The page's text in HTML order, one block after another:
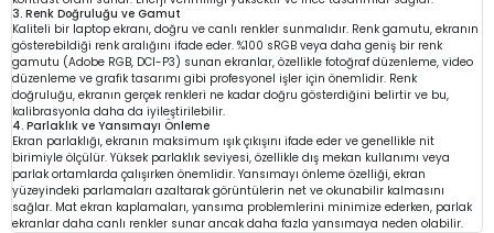
3. Renk Doğruluğu ve Gamut
Kaliteli bir laptop ekranı, doğru ve canlı renkler sunmalıdır. Renk gamutu, ekranın
gösterebildiği renk aralığını ifade eder. %100 sRGB veya daha geniş bir renk
gamutu (Adobe RGB, DCI-P3) sunan ekranlar, özellikle fotoğraf düzenleme, video
düzenleme ve grafik tasarımı gibi profesyonel işler için önemlidir. Renk
doğruluğu, ekranın gerçek renkleri ne kadar doğru gösterdiğini belirtir ve bu,
kalibrasyonla daha da iyileştirilebilir.
4. Parlaklık ve Yansımayı Önleme
Ekran parlaklığı, ekranın maksimum ışık çıkışını ifade eder ve genellikle nit
birimiyle ölçülür. Yüksek parlaklık seviyesi, özellikle dış mekan kullanımı veya
parlak ortamlarda çalışırken önemlidir. Yansımayı önleme özelliği, ekran
yüzeyindeki parlamaları azaltarak görüntülerin net ve okunabilir kalmasını
sağlar. Mat ekran kaplamaları, yansıma problemlerini minimize ederken, parlak
ekranlar daha canlı renkler sunar ancak daha fazla yansımaya neden olabilir.